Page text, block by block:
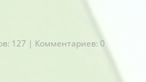
127 | Комментариев: 0